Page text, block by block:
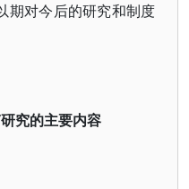
期对今后的研究和制度
究的主要内容